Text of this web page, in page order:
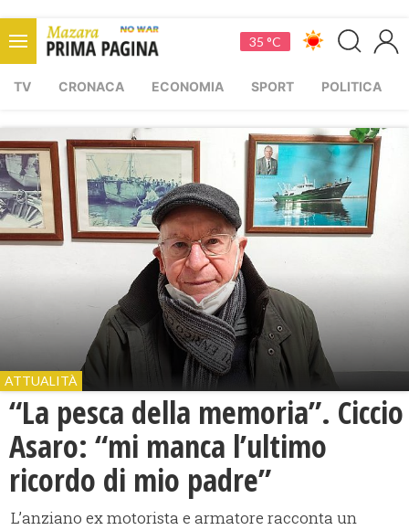
35 °C
TV CRONACA ECONOMIA SPORT POLITICA
ATTUALITÀ
“La pesca della memoria”. Ciccio
Asaro: “mi manca l’ultimo
ricordo di mio padre”
L’anziano ex motorista e armatore racconta un